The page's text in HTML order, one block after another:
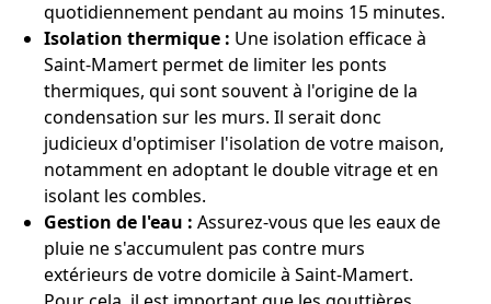
quotidiennement pendant au moins 15 minutes.
Isolation thermique : Une isolation efficace à
Saint-Mamert permet de limiter les ponts
thermiques, qui sont souvent à l'origine de la
condensation sur les murs. Il serait donc
judicieux d'optimiser l'isolation de votre maison,
notamment en adoptant le double vitrage et en
isolant les combles.
Gestion de l'eau : Assurez-vous que les eaux de
pluie ne s'accumulent pas contre murs
extérieurs de votre domicile à Saint-Mamert.